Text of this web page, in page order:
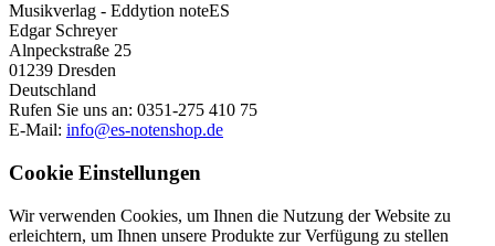
Musikverlag - Eddytion noteES
Edgar Schreyer
Alnpeckstraße 25
01239 Dresden
Deutschland
Rufen Sie uns an: 0351-275 410 75
E-Mail: info@es-notenshop.de
Cookie Einstellungen
Wir verwenden Cookies, um Ihnen die Nutzung der Website zu
erleichtern, um Ihnen unsere Produkte zur Verfügung zu stellen